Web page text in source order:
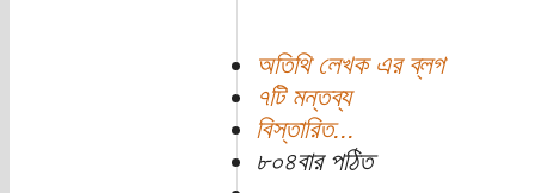
অতিথি লেখক এর ব্লগ
৭টি মন্তব্য
বিস্তারিত...
৮০৪বার পঠিত